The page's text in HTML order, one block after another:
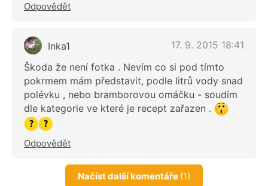
Odpovědět
Inka1
17. 9. 2015 18:41
Škoda že není fotka . Nevím co si pod tímto
pokrmem mám představit, podle litrů vody snad
polévku , nebo bramborovou omáčku - soudím
dle kategorie ve které je recept zařazen .
Odpovědět
Načíst další komentáře (1)